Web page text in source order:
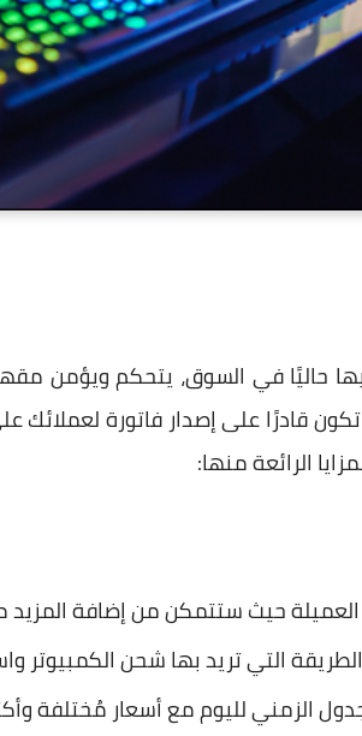
حاليًا في السوق، يتحكم ويؤمن
قادرًا على إصدار فاتورة لعملائك
الرائعة منها:
حيث ستتمكن من إضافة المزيد
التي تريد بها شحن الكمبيوتر
الزمني لليوم مع أسعار مُختلفة